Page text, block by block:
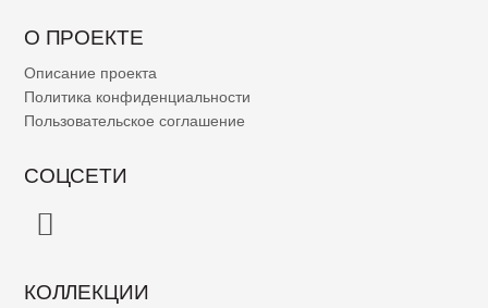
О ПРОЕКТЕ
Описание проекта
Политика конфиденциальности
Пользовательское соглашение
СОЦСЕТИ
КОЛЛЕКЦИИ